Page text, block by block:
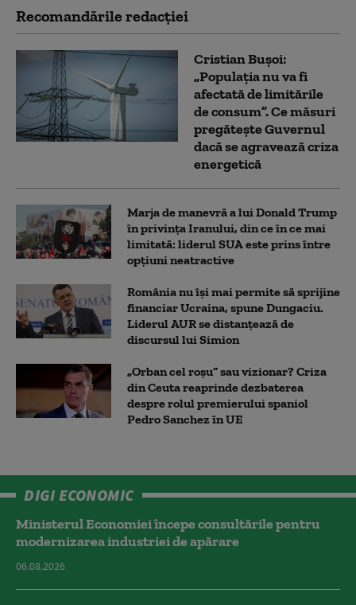
Recomandările redacţiei
Cristian Bușoi:
„Populația nu va fi
afectată de limitările
de consum”. Ce măsuri
pregătește Guvernul
dacă se agravează criza
energetică
Marja de manevră a lui Donald Trump
în privința Iranului, din ce în ce mai
limitată: liderul SUA este prins între
opțiuni neatractive
România nu își mai permite să sprijine
financiar Ucraina, spune Dungaciu.
Liderul AUR se distanțează de
discursul lui Simion
„Orban cel roșu” sau vizionar? Criza
din Ceuta reaprinde dezbaterea
despre rolul premierului spaniol
Pedro Sanchez în UE
DIGI ECONOMIC
Ministerul Economiei începe consultările pentru
modernizarea industriei de apărare
06.08.2026